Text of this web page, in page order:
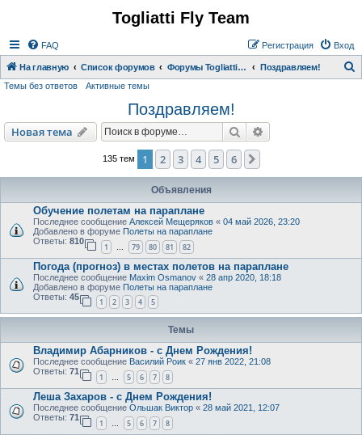
Togliatti Fly Team
FAQ Вход
Регистрация
На главную Список форумов Форумы Togliatti Fly Team Поздравляем!
Темы без ответов Активные темы
Поздравляем!
Новая тема
Новаятема Поиск
135 тем 1 2 3 4 5 6
Объявления
Обучение полетам на параплане
Последнее сообщение Алексей Мещеряков « 04 май 2026, 23:20
Добавлено в форуме Полеты на параплане
Ответы: 810
1 … 79 80 81 82
Погода (прогноз) в местах полетов на параплане
Последнее сообщение Maxim Osmanov « 28 апр 2020, 18:18
Добавлено в форуме Полеты на параплане
Ответы: 45
1 2 3 4 5
Темы
Владимир Абарников - с Днем Рождения!
Последнее сообщение Василий Роик « 27 янв 2022, 21:08
Ответы: 71
1 … 5 6 7 8
Леша Захаров - с Днем Рождения!
Последнее сообщение Ольшак Виктор « 28 май 2021, 12:07
Ответы: 71
1 … 5 6 7 8